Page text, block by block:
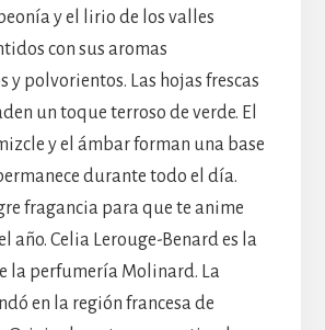
y el lirio de los valles
con sus aromas
y polvorientos. Las hojas frescas
un toque terroso de verde. El
y el ámbar forman una base
durante todo el día.
fragancia para que te anime
año. Celia Lerouge-Benard es la
la perfumería Molinard. La
en la región francesa de